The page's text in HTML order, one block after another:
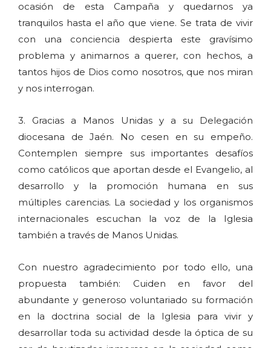
ocasión de esta Campaña y quedarnos ya
tranquilos hasta el año que viene. Se trata de vivir
con una conciencia despierta este gravísimo
problema y animarnos a querer, con hechos, a
tantos hijos de Dios como nosotros, que nos miran
y nos interrogan.
3. Gracias a Manos Unidas y a su Delegación
diocesana de Jaén. No cesen en su empeño.
Contemplen siempre sus importantes desafíos
como católicos que aportan desde el Evangelio, al
desarrollo y la promoción humana en sus
múltiples carencias. La sociedad y los organismos
internacionales escuchan la voz de la Iglesia
también a través de Manos Unidas.
Con nuestro agradecimiento por todo ello, una
propuesta también: Cuiden en favor del
abundante y generoso voluntariado su formación
en la doctrina social de la Iglesia para vivir y
desarrollar toda su actividad desde la óptica de su